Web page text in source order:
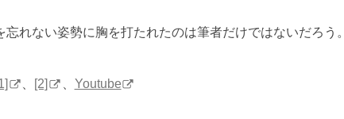
れない姿勢に胸を打たれたのは筆者だけではないだろう。
[2] Youtube